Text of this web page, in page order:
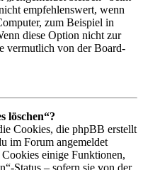
empfehlenswert, wenn
zum Beispiel in
diese Option nicht zur
vermutlich von der Board-
löschen“?
Cookies, die phpBB erstellt
im Forum angemeldet
einige Funktionen,
Status – sofern sie von der